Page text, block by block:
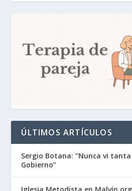
ÚLTIMOS ARTÍCULOS
Sergio Botana: “Nunca vi
Gobierno”